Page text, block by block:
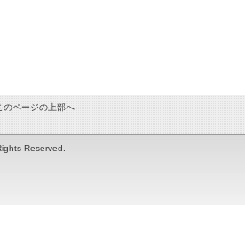
のページの上部へ
Reserved.